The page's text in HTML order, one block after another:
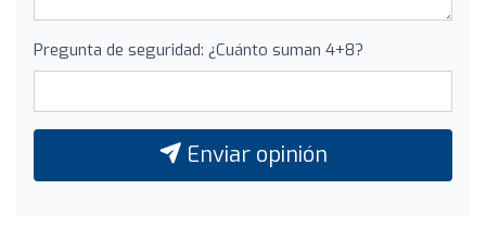
Pregunta de seguridad: ¿Cuánto suman 4+8?
Enviar opinión